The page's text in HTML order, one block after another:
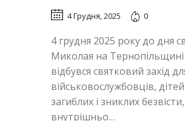
4 Грудня, 2025 0
4 грудня 2025 року до дня
Миколая на Тернопільщині
відбувся святковий захід
військовослужбовців, дітей
загиблих і зниклих
внутрішньо…